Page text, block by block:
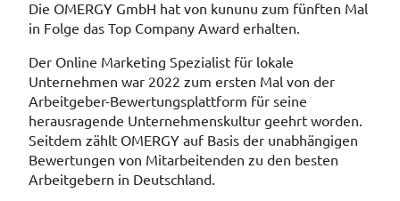
Die OMERGY GmbH hat von kununu zum fünften Mal
in Folge das Top Company Award erhalten.
Der Online Marketing Spezialist für lokale
Unternehmen war 2022 zum ersten Mal von der
Arbeitgeber-Bewertungsplattform für seine
herausragende Unternehmenskultur geehrt worden.
Seitdem zählt OMERGY auf Basis der unabhängigen
Bewertungen von Mitarbeitenden zu den besten
Arbeitgebern in Deutschland.